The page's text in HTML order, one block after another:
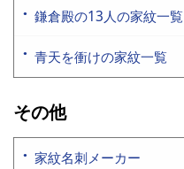
鎌倉殿の13人の家紋一覧
青天を衝けの家紋一覧
その他
家紋名刺メーカー